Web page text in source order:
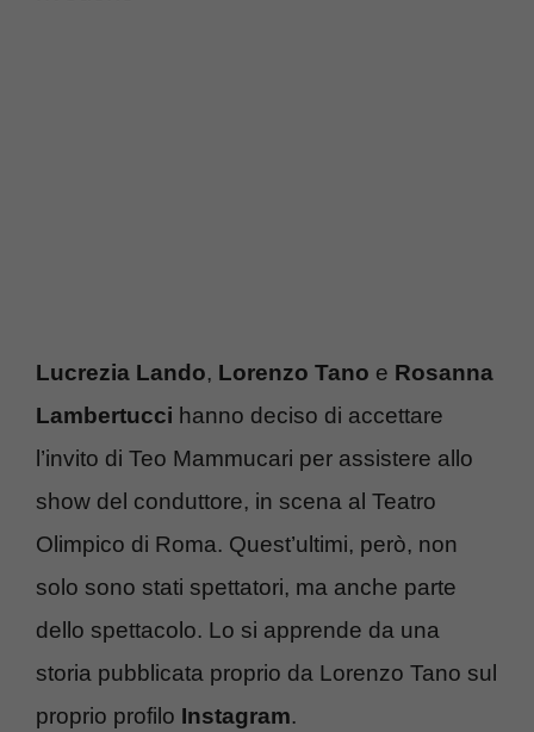
Lucrezia Lando, Lorenzo Tano e Rosanna
Lambertucci hanno deciso di accettare
l’invito di Teo Mammucari per assistere allo
show del conduttore, in scena al Teatro
Olimpico di Roma. Quest’ultimi, però, non
solo sono stati spettatori, ma anche parte
dello spettacolo. Lo si apprende da una
storia pubblicata proprio da Lorenzo Tano sul
proprio profilo Instagram.